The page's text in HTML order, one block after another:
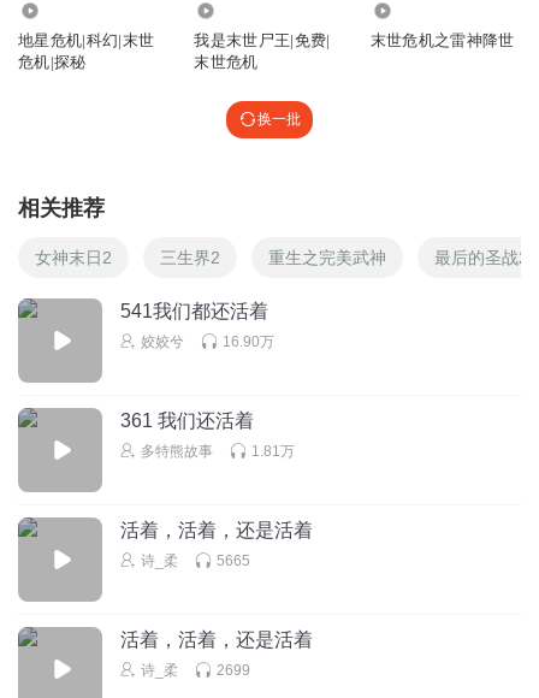
地星危机|科幻|末世
危机|探秘
我是末世尸王|免费|
末世危机
末世危机之雷神降世
换一批
相关推荐
女神末日2 三生界2 重生之完美武神 最后的圣战2
541我们都还活着
姣姣兮 16.90万
361 我们还活着
多特熊故事 1.81万
活着，活着，还是活着
诗_柔 5665
活着，活着，还是活着
诗_柔 2699